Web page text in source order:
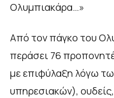
Ολυµπιακάρα…»
Από τον πάγκο του
περάσει 76
µε επιφύλαξη λόγω
υπηρεσιακών),